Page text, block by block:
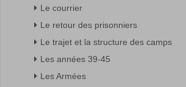
Le courrier
Le retour des prisonniers
Le trajet et la structure des camps
Les années 39-45
Les Armées